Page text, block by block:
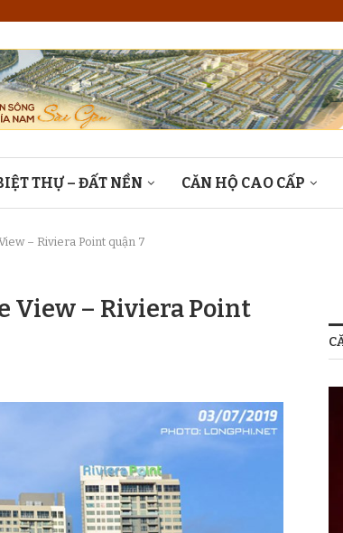
THỰ – ĐẤT NỀN CĂN HỘ CAO CẤP
– Riviera Point quận 7
View – Riviera Point